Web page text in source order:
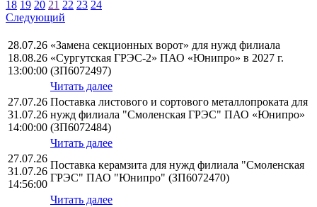
18 19 20 21 22 23 24
Следующий
28.07.26
18.08.26
13:00:00
«Замена секционных ворот» для нужд филиала
«Сургутская ГРЭС-2» ПАО «Юнипро» в 2027 г.
(ЗП6072497)
Читать далее
27.07.26
31.07.26
14:00:00
Поставка листового и сортового металлопроката для
нужд филиала "Смоленская ГРЭС" ПАО «Юнипро»
(ЗП6072484)
Читать далее
27.07.26
31.07.26
14:56:00
Поставка керамзита для нужд филиала "Смоленская
ГРЭС" ПАО "Юнипро" (ЗП6072470)
Читать далее